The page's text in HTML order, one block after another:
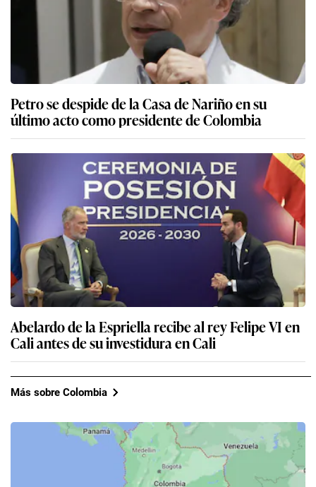
Petro se despide de la Casa de Nariño en su
último acto como presidente de Colombia
Abelardo de la Espriella recibe al rey Felipe VI en
Cali antes de su investidura en Cali
Más sobre Colombia